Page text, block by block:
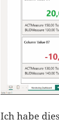
Ich habe